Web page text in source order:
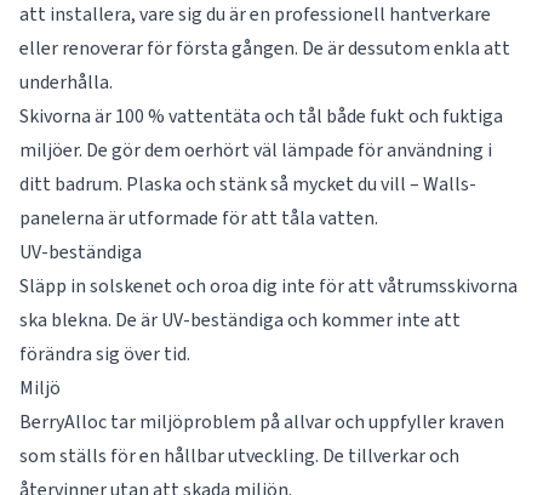
att installera, vare sig du är en professionell hantverkare
eller renoverar för första gången. De är dessutom enkla att
underhålla.
Skivorna är 100 % vattentäta och tål både fukt och fuktiga
miljöer. De gör dem oerhört väl lämpade för användning i
ditt badrum. Plaska och stänk så mycket du vill – Walls-
panelerna är utformade för att tåla vatten.
UV-beständiga
Släpp in solskenet och oroa dig inte för att våtrumsskivorna
ska blekna. De är UV-beständiga och kommer inte att
förändra sig över tid.
Miljö
BerryAlloc tar miljöproblem på allvar och uppfyller kraven
som ställs för en hållbar utveckling. De tillverkar och
återvinner utan att skada miljön.